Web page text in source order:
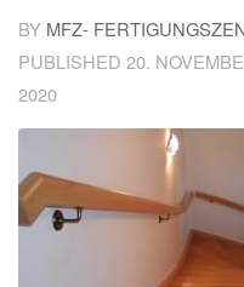
BY MFZ-
PUBLISHED 20.
2020